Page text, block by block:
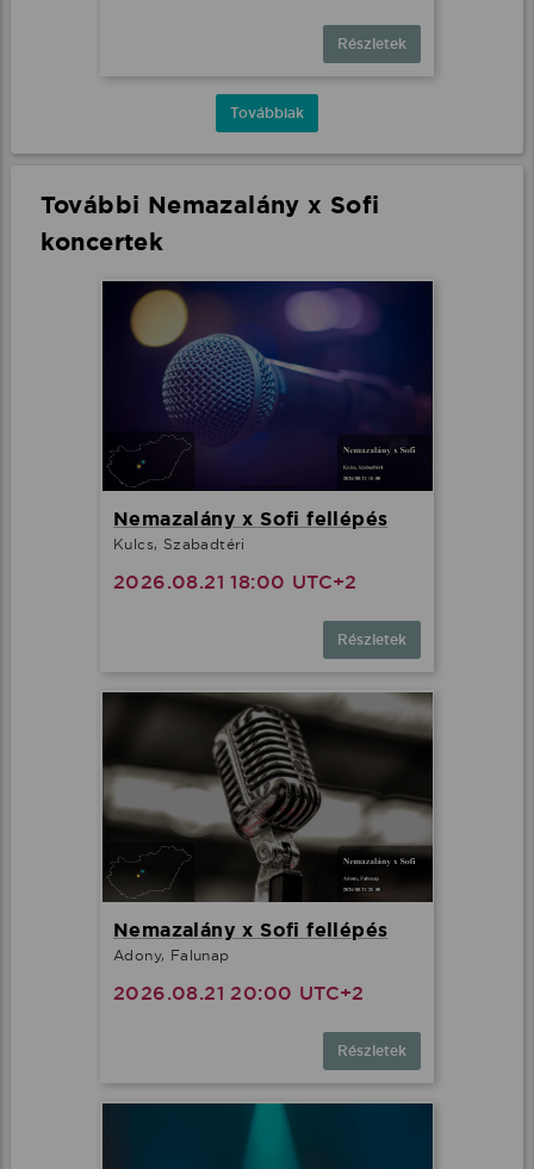
Részletek
Továbbiak
További Nemazalány x Sofi
koncertek
Nemazalány x Sofi fellépés
Kulcs, Szabadtéri
2026.08.21 18:00 UTC+2
Részletek
Nemazalány x Sofi fellépés
Adony, Falunap
2026.08.21 20:00 UTC+2
Részletek